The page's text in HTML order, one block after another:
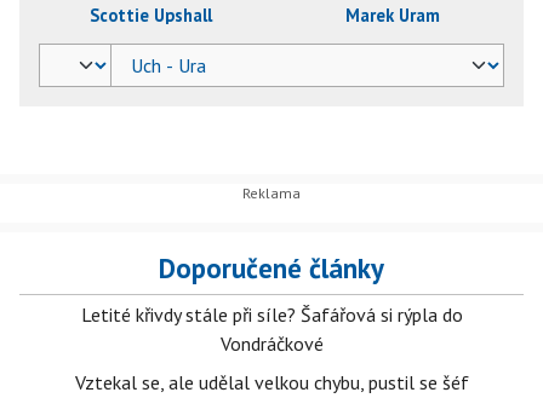
Scottie Upshall Marek Uram
Doporučené články
Letité křivdy stále při síle? Šafářová si rýpla do
Vondráčkové
Vztekal se, ale udělal velkou chybu, pustil se šéf